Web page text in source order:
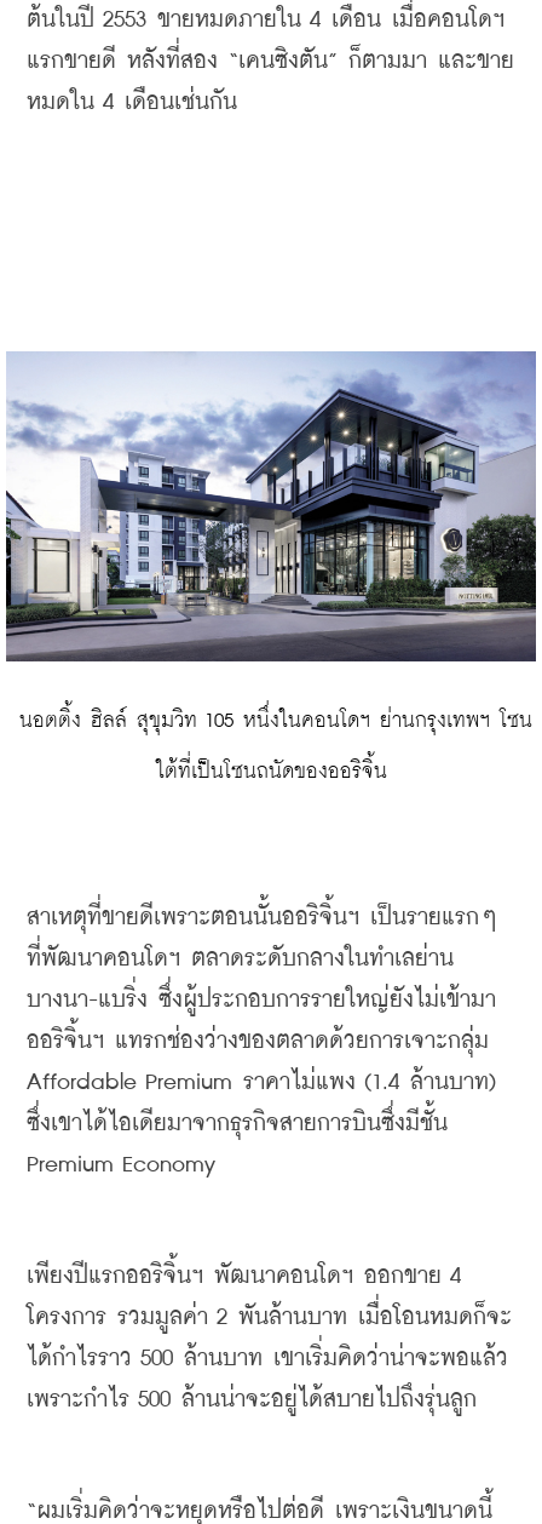
ต้นในปี
2553 ขายหมดภายใน 4 เดือน เมื่อคอนโดฯ
แรกขายดี หลังที่สอง “เคนซิงตัน” ก็ตามมา และขาย
หมดใน 4 เดือนเช่นกัน
ใต้ที่เป็นโซนถนัดของออริจิ้น
สาเหตุที่ขายดีเพราะตอนนั้นออริจิ้นฯ เป็นรายแรกๆ
ที่พัฒนาคอนโดฯ ตลาดระดับกลางในทำเลย่าน
บางนา-แบริ่ง ซึ่งผู้ประกอบการรายใหญ่ยังไม่เข้ามา
ออริจิ้นฯ แทรกช่องว่างของตลาดด้วยการเจาะกลุ่ม
Affordable Premium ราคาไม่แพง (1.4 ล้านบาท
ซึ่งเขาได้ไอเดียมาจากธุรกิจสายการบินซึ่งมีชั้น
Premium Economy
เพียงปีแรกออริจิ้นฯ พัฒนาคอนโดฯ ออกขาย
โครงการ รวมมูลค่า 2 พันล้านบาท เมื่อโอนหมดก็จะ
ได้กำไรราว 500 ล้านบาท เขาเริ่มคิดว่าน่าจะพอแล้ว
เพราะกำไร 500 ล้านน่าจะอยู่ได้สบายไปถึงรุ่นลูก
“ผมเริ่มคิดว่าจะหยุดหรือไปต่อดี เพราะเงินขนาดนี้